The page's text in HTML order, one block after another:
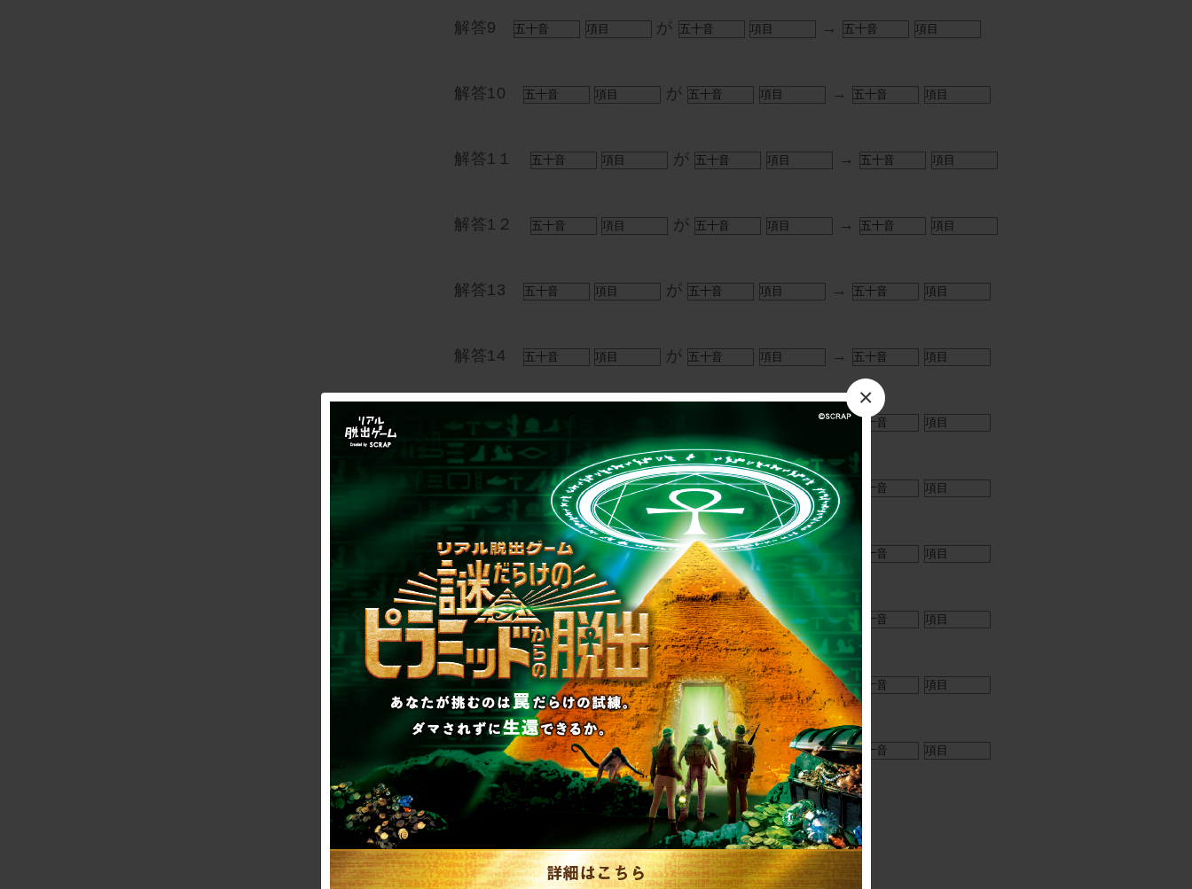
×
解答9 が →
解答10 が →
解答1１ が →
解答1２ が →
解答13 が →
解答14 が →
解答15 →
解答16 が →
解答17 が →
解答18 が →
解答19 が →
解答20 が →
※送信前に必ず入力内容をご確認ください